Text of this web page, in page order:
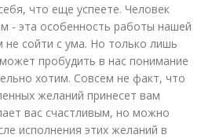
что еще успеете. Человек
- эта особенность работы нашей
не сойти с ума. Но только лишь
пробудить в нас понимание
хотим. Совсем не факт, что
желаний принесет вам
вас счастливым, но можно
исполнения этих желаний в